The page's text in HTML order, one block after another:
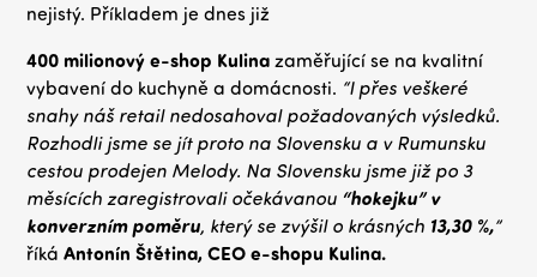
nejistý. Příkladem je dnes již
400 milionový e-shop Kulinazaměřující se na kvalitní
vybavení do kuchyně a domácnosti. “I přes veškeré
snahy náš retail nedosahoval požadovaných výsledků.
Rozhodli jsme se jít proto na Slovensku a v Rumunsku
cestou prodejen Melody. Na Slovensku jsme již po 3
měsících zaregistrovali očekávanou “hokejku” v
konverzním poměru, který se zvýšil o krásných 13,30 %,”
říkáAntonín Štětina, CEO e-shopu Kulina.